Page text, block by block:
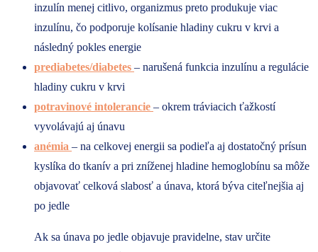
inzulín menej citlivo, organizmus preto produkuje viac
inzulínu, čo podporuje kolísanie hladiny cukru v krvi a
následný pokles energie
prediabetes/diabetes – narušená funkcia inzulínu a regulácie
hladiny cukru v krvi
potravinové intolerancie – okrem tráviacich ťažkostí
vyvolávajú aj únavu
anémia – na celkovej energii sa podieľa aj dostatočný prísun
kyslíka do tkanív a pri zníženej hladine hemoglobínu sa môže
objavovať celková slabosť a únava, ktorá býva citeľnejšia aj
po jedle
Ak sa únava po jedle objavuje pravidelne, stav určite